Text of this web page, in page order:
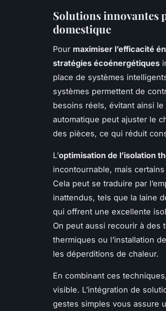
Solutions innovantes
domestique
Pour maximiser l’efficacité
stratégies écoénergétiques
place de systèmes
systèmes permettent de
besoins réels, évitant ainsi
automatique peut ajuster le
des pièces, ce qui réduit
L’optimisation de l’isolation
incontournable, mais
Cela peut se traduire par
inattendus, tels que la laine
qui offrent une excellente
On peut aussi recourir à des
thermiques ou l’installation
les déperditions de chaleur.
En combinant ces
visible. L’intégration de
gestes simples vous assure